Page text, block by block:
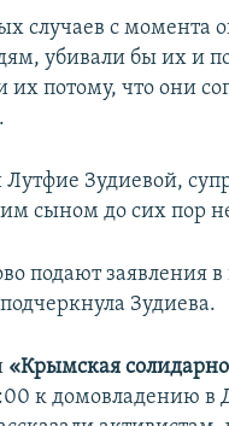
случаев с момента
убивали бы их и
их потому, что они
Зудиевой,
сыном до сих пор
подают заявления
Зудиева.
«Крымская
к домовладению